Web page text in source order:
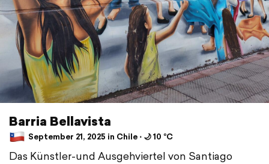
Barria Bellavista
September 21, 2025 in Chile ⋅ 🌙 10 °C
Das Künstler-und Ausgehviertel von Santiago